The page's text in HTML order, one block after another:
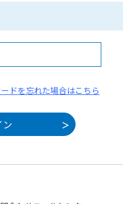
ドを忘れた場合はこちら